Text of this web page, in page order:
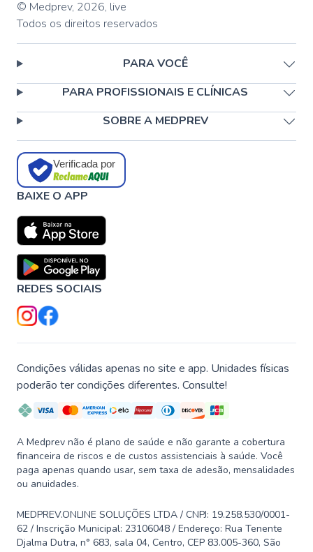
© Medprev, 2026, live
Todos os direitos reservados
PARA VOCÊ
PARA PROFISSIONAIS E CLÍNICAS
SOBRE A MEDPREV
Verificada por
BAIXE O APP
REDES SOCIAIS
Condições válidas apenas no site e app. Unidades físicas
poderão ter condições diferentes. Consulte!
A Medprev não é plano de saúde e não garante a cobertura
financeira de riscos e de custos assistenciais à saúde. Você
paga apenas quando usar, sem taxa de adesão, mensalidades
ou anuidades.
MEDPREV.ONLINE SOLUÇÕES LTDA / CNPJ: 19.258.530/0001-
62 / Inscrição Municipal: 23106048 / Endereço: Rua Tenente
Djalma Dutra, n° 683, sala 04, Centro, CEP 83.005-360, São